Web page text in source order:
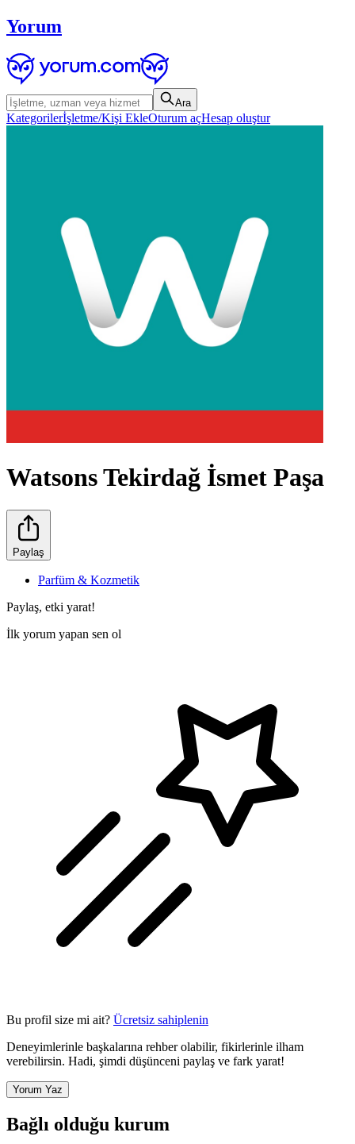
Yorum
Ara
Kategorilerİşletme/Kişi EkleOturum açHesap oluştur
Watsons Tekirdağ İsmet Paşa
Paylaş
Parfüm & Kozmetik
Paylaş, etki yarat!
İlk yorum yapan sen ol
Bu profil size mi ait? Ücretsiz sahiplenin
Deneyimlerinle başkalarına rehber olabilir, fikirlerinle ilham
verebilirsin. Hadi, şimdi düşünceni paylaş ve fark yarat!
Yorum Yaz
Bağlı olduğu kurum